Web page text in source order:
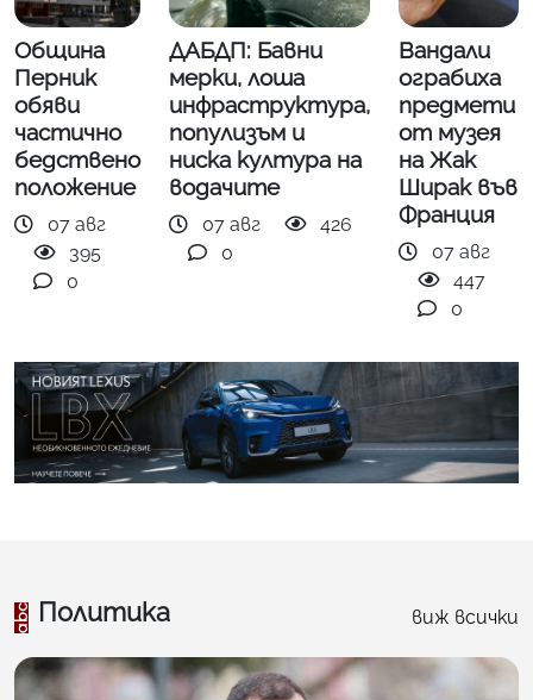
Община
Перник
обяви
частично
бедствено
положение
07 авг
395
0
ДАБДП: Бавни
мерки, лоша
инфраструктура,
популизъм и
ниска култура на
водачите
07 авг
426
0
Вандали
ограбиха
предмети
от музея
на Жак
Ширак във
Франция
07 авг
447
0
Политика виж всички